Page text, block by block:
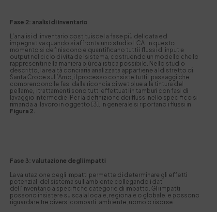
Fase 2: analisi di inventario
L’analisi di inventario costituisce la fase più delicata ed
impegnativa quando si affronta uno studio LCA. In questo
momento si definiscono e quantificano tutti i flussi di input e
output nel ciclo di vita del sistema, costruendo un modello che lo
rappresenti nella maniera più realistica possibile. Nello studio
descritto, la realtà conciaria analizzata appartiene al distretto di
Santa Croce sull’Arno, il processo consiste tutti i passaggi che
comprendono le fasi dalla riconcia di wet blue alla tintura del
pellame, i trattamenti sono tutti effettuati in tamburi con fasi di
lavaggio intermedie. Per la definizione dei flussi nello specifico si
rimanda al lavoro in oggetto [3]. In generale si riportano i flussi in
Figura 2.
Fase 3: valutazione degli impatti
La valutazione degli impatti permette di determinare gli effetti
potenziali del sistema sull’ambiente collegando i dati
dell’inventario a specifiche categorie di impatto. Gli impatti
possono insistere su scala locale, regionale o globale, e possono
riguardare tre diversi comparti: ambiente, uomo o risorse.